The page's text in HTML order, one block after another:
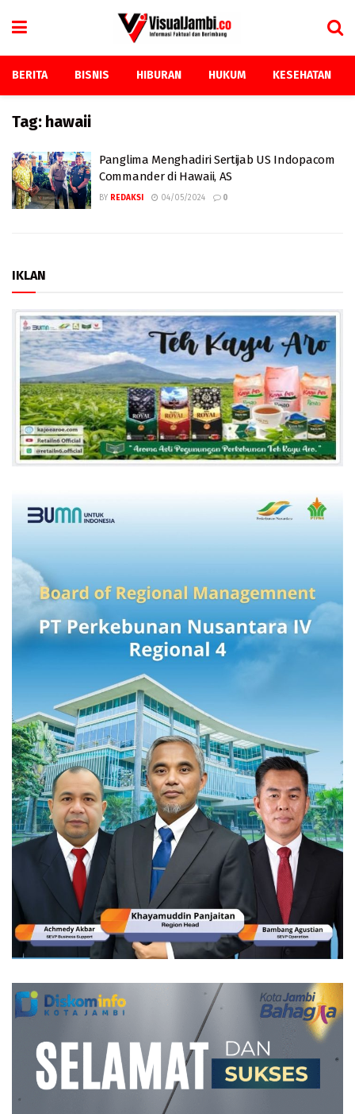
BERITA BISNIS HIBURAN HUKUM KESEHATAN
Tag: hawaii
Panglima Menghadiri Sertijab US Indopacom
Commander di Hawaii, AS
BY REDAKSI 04/05/2024 0
IKLAN